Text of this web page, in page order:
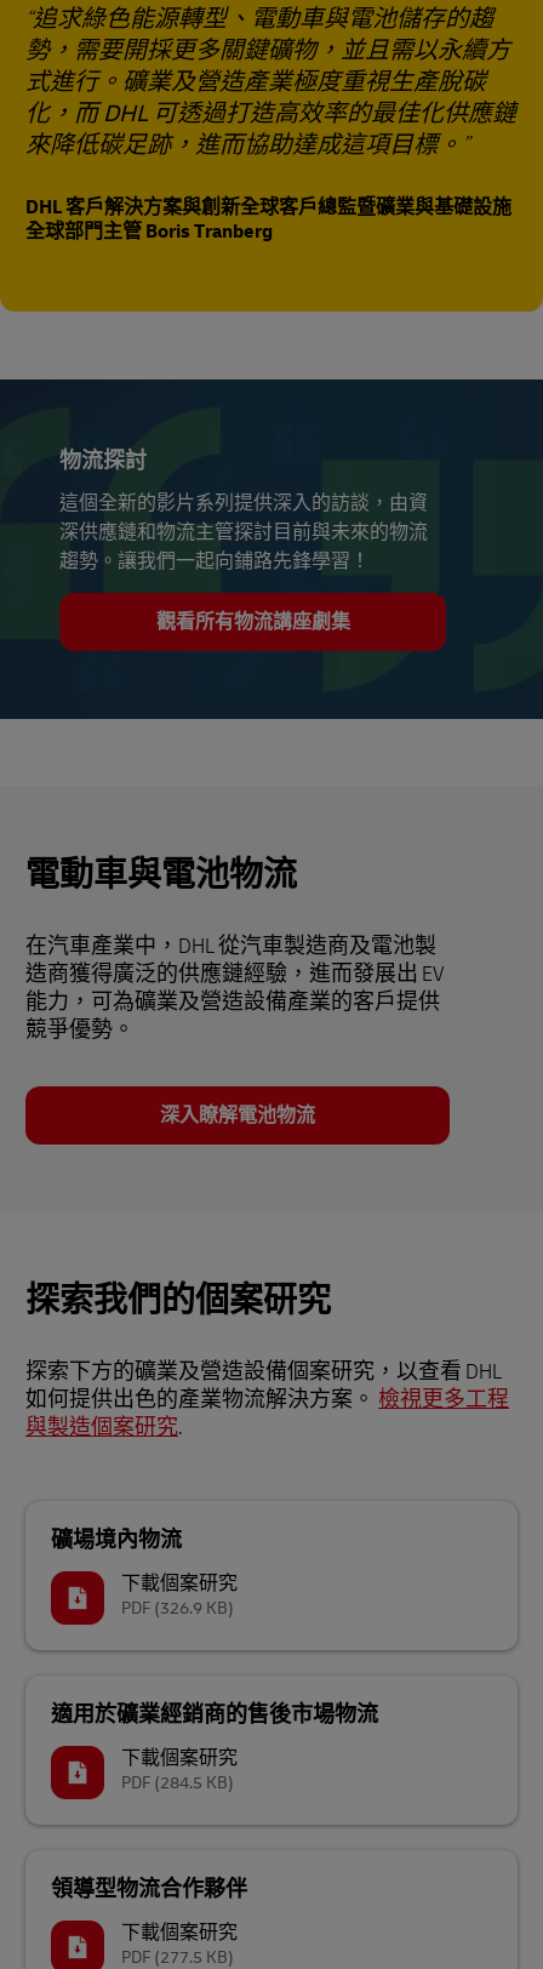
追求綠色能源轉型、電動車與電池儲存的趨
勢，需要開採更多關鍵礦物，並且需以永續方
式進行。礦業及營造產業極度重視生產脫碳
化，而 DHL 可透過打造高效率的最佳化供應鏈
來降低碳足跡，進而協助達成這項目標。
DHL 客戶解決方案與創新全球客戶總監暨礦業與基礎設施
全球部門主管 Boris Tranberg
物流探討
這個全新的影片系列提供深入的訪談，由資
深供應鏈和物流主管探討目前與未來的物流
趨勢。讓我們一起向鋪路先鋒學習！
觀看所有物流講座劇集
電動車與電池物流
在汽車產業中，DHL 從汽車製造商及電池製
造商獲得廣泛的供應鏈經驗，進而發展出 EV
能力，可為礦業及營造設備產業的客戶提供
競爭優勢。
深入瞭解電池物流
探索我們的個案研究
探索下方的礦業及營造設備個案研究，以查看 DHL
如何提供出色的產業物流解決方案。 檢視更多工程
與製造個案研究.
礦場境內物流
下載個案研究
PDF (326.9 KB)
適用於礦業經銷商的售後市場物流
下載個案研究
PDF (284.5 KB)
領導型物流合作夥伴
下載個案研究
PDF (277.5 KB)